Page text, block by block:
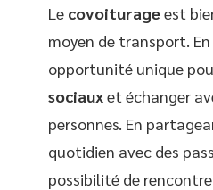
Le covoiturageest
moyen de transport.
opportunité unique
sociauxet échanger
personnes. En
quotidien avec des
possibilité de